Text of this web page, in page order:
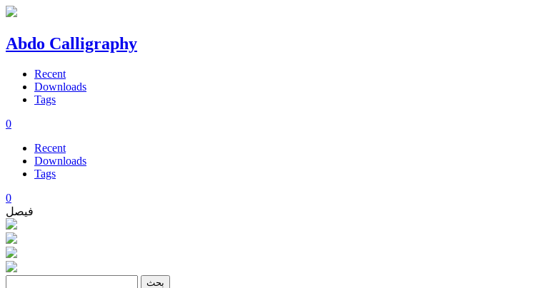
Abdo Calligraphy
Recent
Downloads
Tags
0
Recent
Downloads
Tags
0
فيصل